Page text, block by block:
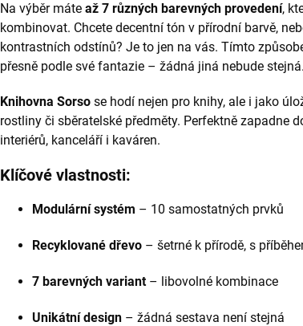
Na výběr máte až 7 různých barevných provedení,
kombinovat. Chcete decentní tón v přírodní barvě,
kontrastních odstínů? Je to jen na vás. Tímto
přesně podle své fantazie – žádná jiná nebude stejná.
Knihovna Sorso se hodí nejen pro knihy, ale i jako
rostliny či sběratelské předměty. Perfektně zapadne
interiérů, kanceláří i kaváren.
Klíčové vlastnosti:
Modulární systém – 10 samostatných prvků
Recyklované dřevo – šetrné k přírodě, s
7 barevných variant– libovolné kombinace
Unikátní design – žádná sestava není stejná